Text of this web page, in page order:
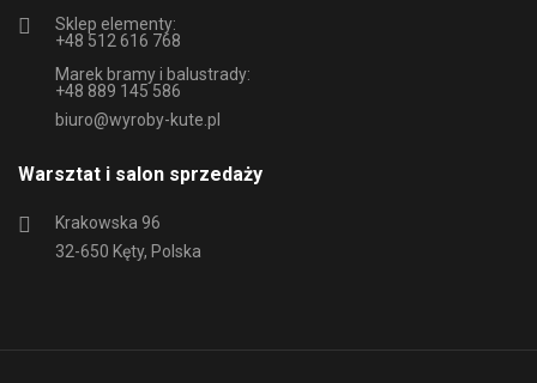
Sklep elementy:
+48 512 616 768
Marek bramy i balustrady:
+48 889 145 586
biuro@wyroby-kute.pl
Warsztat i salon sprzedaży
Krakowska 96
32-650 Kęty, Polska